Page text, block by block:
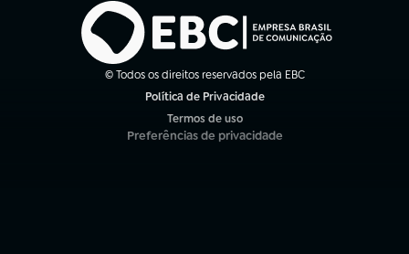
© Todos os direitos reservados pela EBC
Política de Privacidade
Termos de uso
(abre em nova aba)
Preferências de privacidade